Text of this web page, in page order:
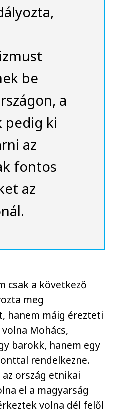
be
a
pedig ki
az
fontos
az
csak a következő
meg
hanem máig érezteti
Mohács,
barokk, hanem egy
rendelkezne.
ország etnikai
el a magyarság
volna dél felől